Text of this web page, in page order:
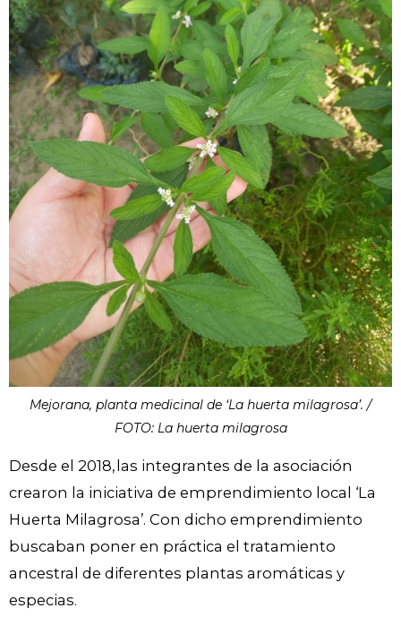
Mejorana, planta medicinal de ‘La huerta milagrosa’. /
FOTO: La huerta milagrosa
Desde el 2018, las integrantes de la asociación
crearon la iniciativa de emprendimiento local ‘La
Huerta Milagrosa’. Con dicho emprendimiento
buscaban poner en práctica el tratamiento
ancestral de diferentes plantas aromáticas y
especias.